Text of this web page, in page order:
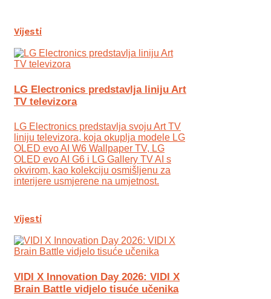
Vijesti
LG Electronics predstavlja liniju Art
TV televizora
LG Electronics predstavlja svoju Art TV
liniju televizora, koja okuplja modele LG
OLED evo AI W6 Wallpaper TV, LG
OLED evo AI G6 i LG Gallery TV AI s
okvirom, kao kolekciju osmišljenu za
interijere usmjerene na umjetnost.
Vijesti
VIDI X Innovation Day 2026: VIDI X
Brain Battle vidjelo tisuće učenika